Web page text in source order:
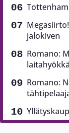
jalokiven
Romano:
Romano: